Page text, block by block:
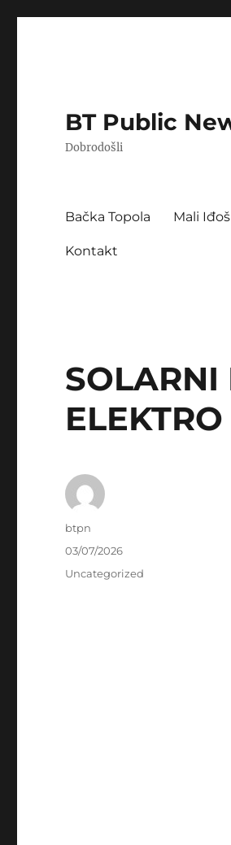
BT Public
Dobrodošli
Bačka Topola Mali Iđoš
Kontakt
SOLARNI
Author
btpn
Posted
03/07/2026
Categories
Uncategorized